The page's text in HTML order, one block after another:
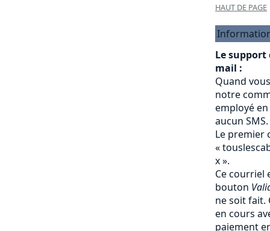
HAUT DE PAGE
Le
mail :
Quand
notre
employé en
aucun SMS.
Le premier
«
x ».
Ce courriel
bouton
ne soit fait.
en cours
paiement